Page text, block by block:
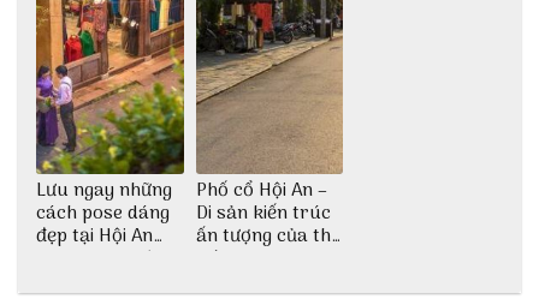
Lưu ngay những
cách pose dáng
đẹp tại Hội An
cho dân nghiện
Phố cổ Hội An –
Di sản kiến trúc
ấn tượng của thế
giới